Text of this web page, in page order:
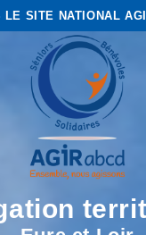
LE SITE NATIONAL